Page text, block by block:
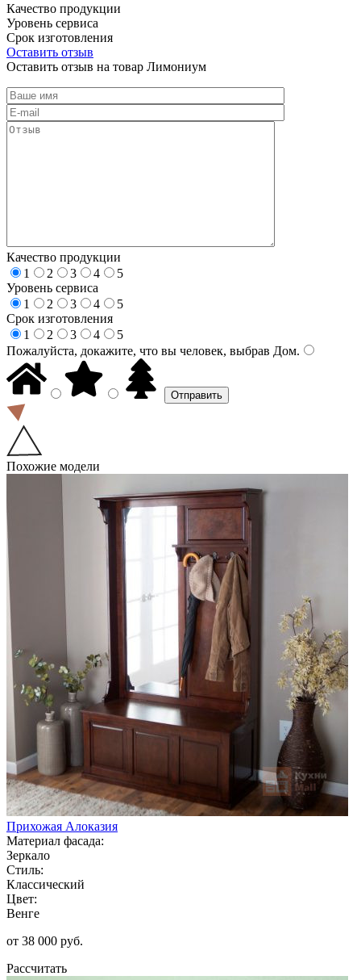
Качество продукции
Уровень сервиса
Срок изготовления
Оставить отзыв
Оставить отзыв на товар Лимониум
Качество продукции
1
2 3 4
5
Уровень сервиса
1
2 3 4
5
Срок изготовления
1
2 3 4
5
Пожалуйста, докажите, что вы человек, выбрав Дом.
Похожие модели
Прихожая Алоказия
Материал фасада:
Зеркало
Стиль:
Классический
Цвет:
Венге
от 38 000 руб.
Рассчитать